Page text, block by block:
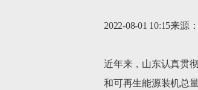
2022-08-01 10:15来源
近年来，山东认真贯
和可再生能源装机总